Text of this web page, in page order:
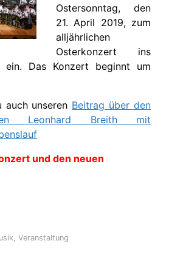
Ostersonntag, den
21. April 2019, zum
alljährlichen
Osterkonzert ins
ein. Das Konzert beginnt um
auch unseren Beitrag über den
Leonhard Breith mit
und den neuen
,Veranstaltung